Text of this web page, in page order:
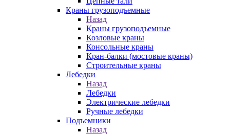
Краны грузоподъемные
Назад
Краны грузоподъемные
Козловые краны
Консольные краны
Кран-балки (мостовые краны)
Строительные краны
Лебедки
Назад
Лебедки
Электрические лебедки
Ручные лебедки
Подъемники
Назад